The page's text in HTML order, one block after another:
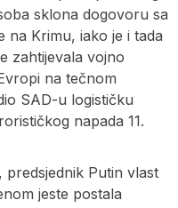
sklona dogovoru sa
na Krimu, iako je i tada
zahtijevala vojno
na tečnom
SAD-u logističku
napada 11.
predsjednik Putin vlast
jeste postala